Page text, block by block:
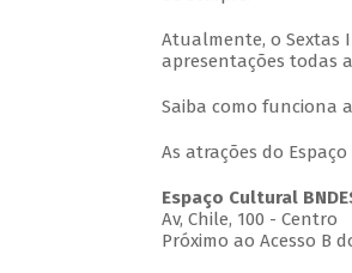
Atualmente, o Sextas
apresentações todas
Saiba como funciona a
As atrações do
Espaço Cultural
Av, Chile, 100 - Centro
Próximo ao Acesso B